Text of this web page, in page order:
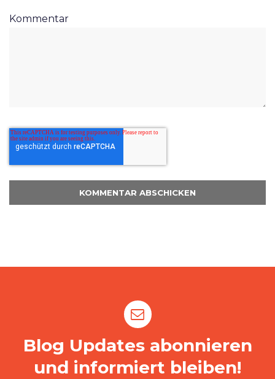
Kommentar
Blog Updates abonnieren
und informiert bleiben!